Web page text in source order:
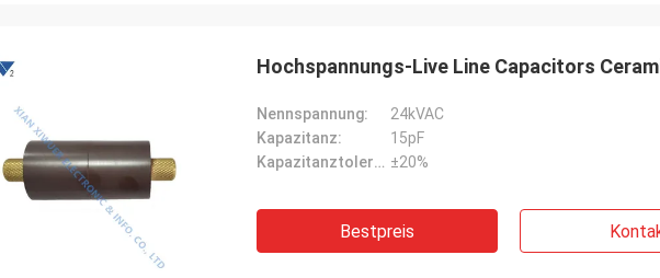
Hochspannungs-Live Line Capacitors
Nennspannung:
24kVAC
Kapazitanz:
15pF
Kapazitanztoleranz: ±20%
Bestpreis